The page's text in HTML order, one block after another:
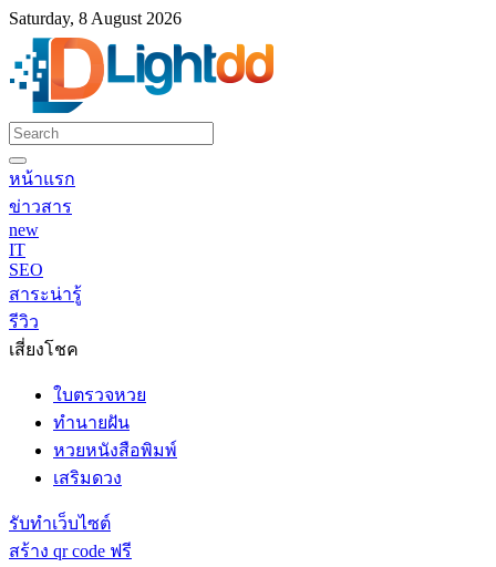
Saturday, 8 August 2026
หน้าแรก
ข่าวสาร
new
IT
SEO
สาระน่ารู้
รีวิว
เสี่ยงโชค
ใบตรวจหวย
ทำนายฝัน
หวยหนังสือพิมพ์
เสริมดวง
รับทำเว็บไซต์
สร้าง qr code ฟรี